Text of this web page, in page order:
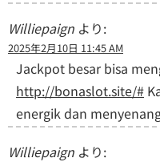
Williepaign より:
2025年2月10日 11:45 AM
Jackpot besar bisa
http://bonaslot.site/#
energik dan
Williepaign より: